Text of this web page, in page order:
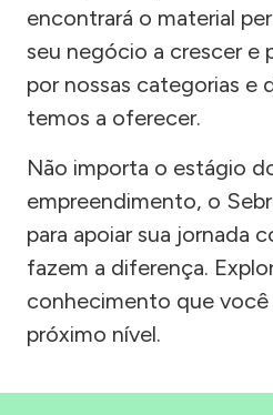
encontrará o material
seu negócio a crescer e
por nossas categorias e
temos a oferecer.
Não importa o estágio
empreendimento, o
para apoiar sua jornada
fazem a diferença.
conhecimento que você
próximo nível.